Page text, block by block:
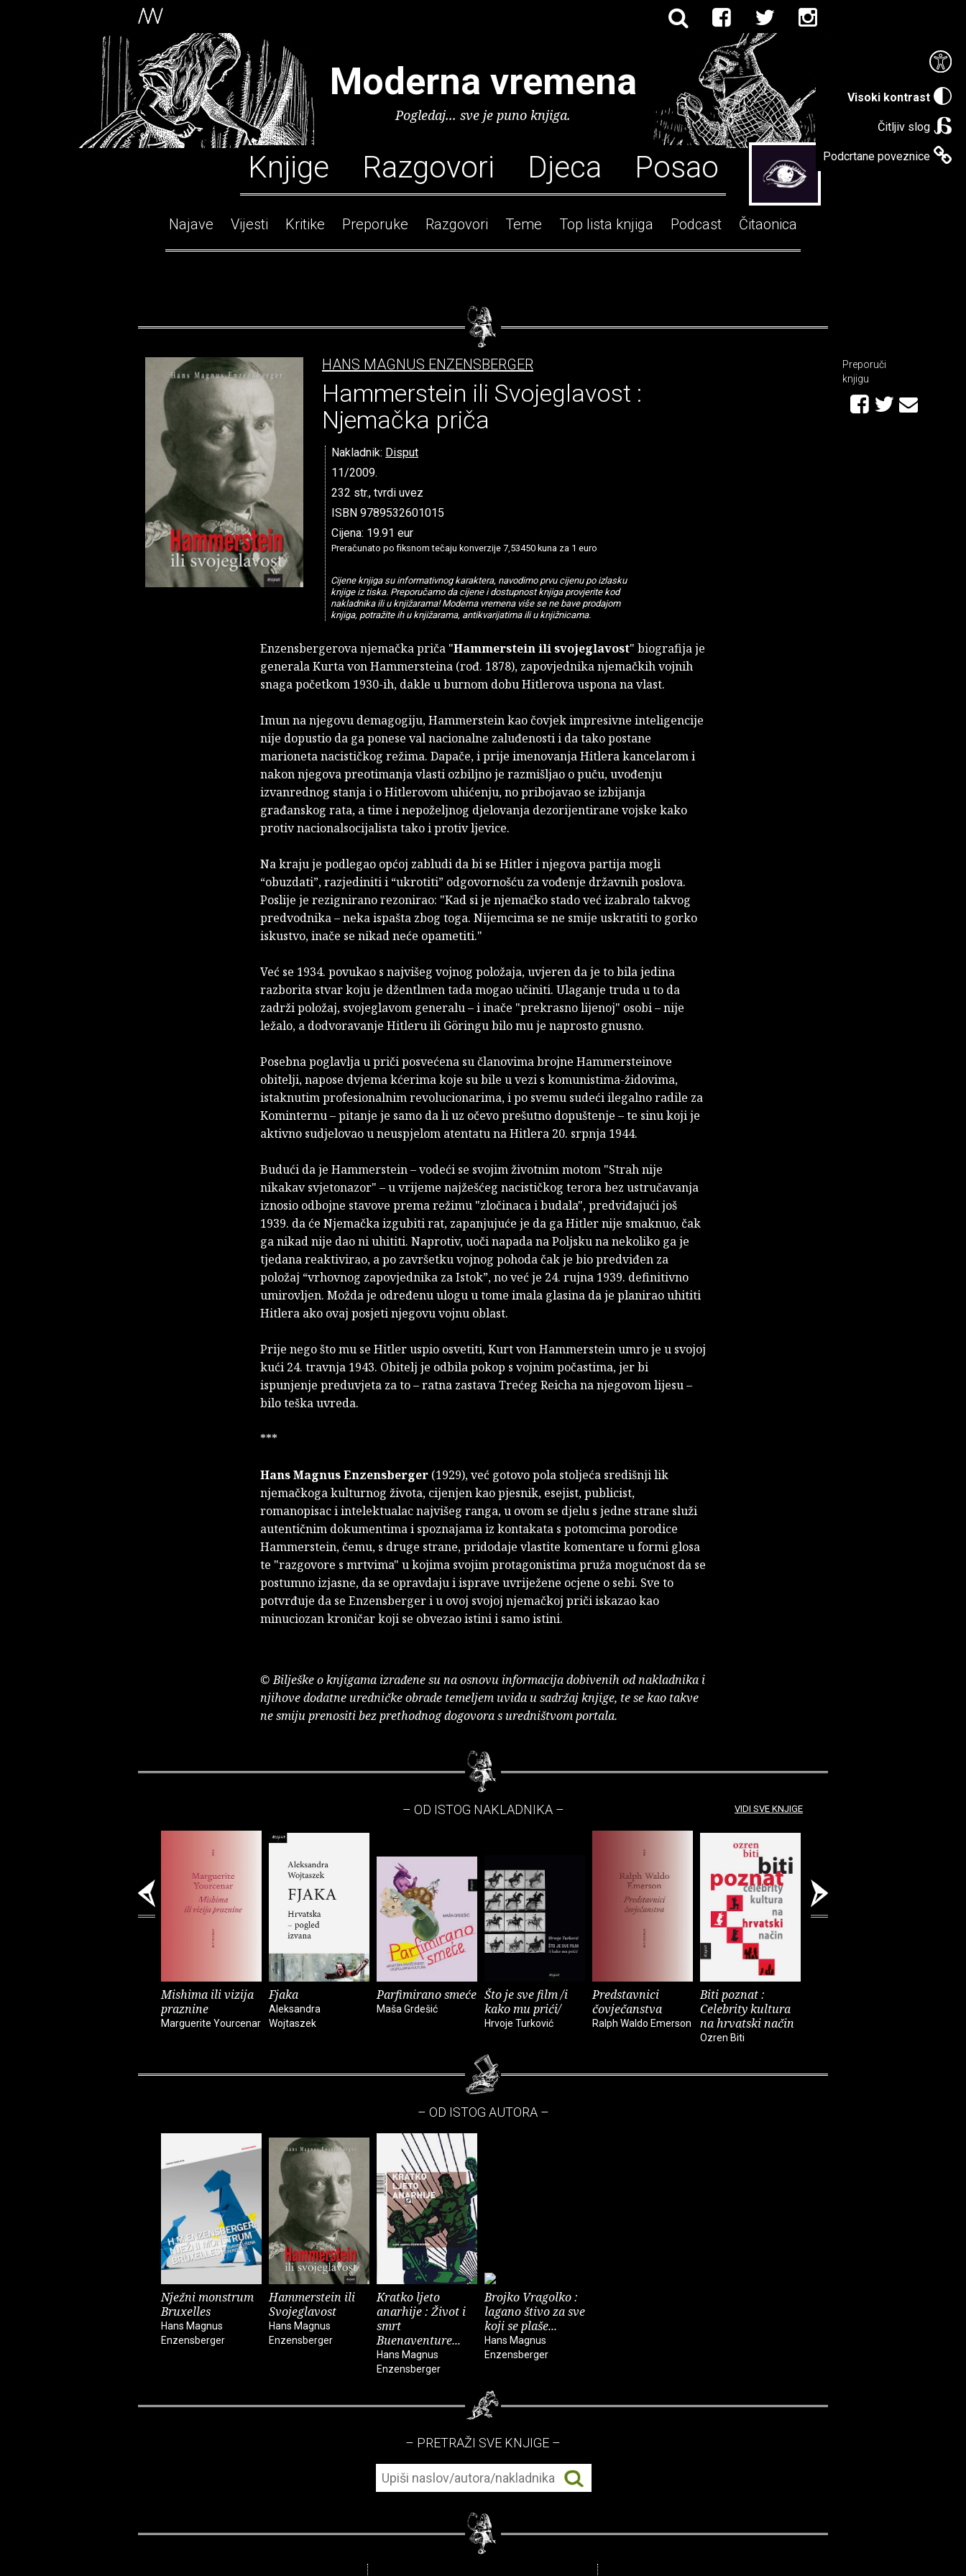
Visoki kontrast
Čitljiv slog
Podcrtane poveznice
Moderna vremena
Pogledaj... sve je puno knjiga.
Knjige Razgovori Djeca Posao
Najave Vijesti Kritike Preporuke Razgovori Teme Top lista knjiga Podcast Čitaonica
HANS MAGNUS ENZENSBERGER
Hammerstein ili Svojeglavost :
Njemačka priča
Nakladnik: Disput
11/2009.
232 str., tvrdi uvez
ISBN 9789532601015
Cijena: 19.91 eur
Preračunato po fiksnom tečaju konverzije 7,53450 kuna za 1 euro
Cijene knjiga su informativnog karaktera, navodimo prvu cijenu po izlasku
knjige iz tiska. Preporučamo da cijene i dostupnost knjiga provjerite kod
nakladnika ili u knjižarama! Moderna vremena više se ne bave prodajom
knjiga, potražite ih u knjižarama, antikvarijatima ili u knjižnicama.
Enzensbergerova njemačka priča "Hammerstein ili svojeglavost" biografija je
generala Kurta von Hammersteina (rođ. 1878), zapovjednika njemačkih vojnih
snaga početkom 1930-ih, dakle u burnom dobu Hitlerova uspona na vlast.
Imun na njegovu demagogiju, Hammerstein kao čovjek impresivne inteligencije
nije dopustio da ga ponese val nacionalne zaluđenosti i da tako postane
marioneta nacističkog režima. Dapače, i prije imenovanja Hitlera kancelarom i
nakon njegova preotimanja vlasti ozbiljno je razmišljao o puču, uvođenju
izvanrednog stanja i o Hitlerovom uhićenju, no pribojavao se izbijanja
građanskog rata, a time i nepoželjnog djelovanja dezorijentirane vojske kako
protiv nacionalsocijalista tako i protiv ljevice.
Na kraju je podlegao općoj zabludi da bi se Hitler i njegova partija mogli
“obuzdati”, razjediniti i “ukrotiti” odgovornošću za vođenje državnih poslova.
Poslije je rezignirano rezonirao: "Kad si je njemačko stado već izabralo takvog
predvodnika – neka ispašta zbog toga. Nijemcima se ne smije uskratiti to gorko
iskustvo, inače se nikad neće opametiti."
Već se 1934. povukao s najvišeg vojnog položaja, uvjeren da je to bila jedina
razborita stvar koju je džentlmen tada mogao učiniti. Ulaganje truda u to da
zadrži položaj, svojeglavom generalu – i inače "prekrasno lijenoj" osobi – nije
ležalo, a dodvoravanje Hitleru ili Göringu bilo mu je naprosto gnusno.
Posebna poglavlja u priči posvećena su članovima brojne Hammersteinove
obitelji, napose dvjema kćerima koje su bile u vezi s komunistima-židovima,
istaknutim profesionalnim revolucionarima, i po svemu sudeći ilegalno radile za
Kominternu – pitanje je samo da li uz očevo prešutno dopuštenje – te sinu koji je
aktivno sudjelovao u neuspjelom atentatu na Hitlera 20. srpnja 1944.
Budući da je Hammerstein – vodeći se svojim životnim motom "Strah nije
nikakav svjetonazor" – u vrijeme najžešćeg nacističkog terora bez ustručavanja
iznosio odbojne stavove prema režimu "zločinaca i budala", predviđajući još
1939. da će Njemačka izgubiti rat, zapanjujuće je da ga Hitler nije smaknuo, čak
ga nikad nije dao ni uhititi. Naprotiv, uoči napada na Poljsku na nekoliko ga je
tjedana reaktivirao, a po završetku vojnog pohoda čak je bio predviđen za
položaj “vrhovnog zapovjednika za Istok”, no već je 24. rujna 1939. definitivno
umirovljen. Možda je određenu ulogu u tome imala glasina da je planirao uhititi
Hitlera ako ovaj posjeti njegovu vojnu oblast.
Prije nego što mu se Hitler uspio osvetiti, Kurt von Hammerstein umro je u svojoj
kući 24. travnja 1943. Obitelj je odbila pokop s vojnim počastima, jer bi
ispunjenje preduvjeta za to – ratna zastava Trećeg Reicha na njegovom lijesu –
bilo teška uvreda.
***
Hans Magnus Enzensberger (1929), već gotovo pola stoljeća središnji lik
njemačkoga kulturnog života, cijenjen kao pjesnik, esejist, publicist,
romanopisac i intelektualac najvišeg ranga, u ovom se djelu s jedne strane služi
autentičnim dokumentima i spoznajama iz kontakata s potomcima porodice
Hammerstein, čemu, s druge strane, pridodaje vlastite komentare u formi glosa
te "razgovore s mrtvima" u kojima svojim protagonistima pruža mogućnost da se
postumno izjasne, da se opravdaju i isprave uvriježene ocjene o sebi. Sve to
potvrđuje da se Enzensberger i u ovoj svojoj njemačkoj priči iskazao kao
minuciozan kroničar koji se obvezao istini i samo istini.
© Bilješke o knjigama izrađene su na osnovu informacija dobivenih od nakladnika i
njihove dodatne uredničke obrade temeljem uvida u sadržaj knjige, te se kao takve
ne smiju prenositi bez prethodnog dogovora s uredništvom portala.
Preporuči
knjigu
– OD ISTOG NAKLADNIKA –
Mishima ili vizija
praznine
Marguerite Yourcenar
Fjaka
Aleksandra
Wojtaszek
Parfimirano smeće
Maša Grdešić
Što je sve film /i
kako mu prići/
Hrvoje Turković
Predstavnici
čovječanstva
Ralph Waldo Emerson
Biti poznat :
Celebrity kultura
na hrvatski način
Ozren Biti
VIDI SVE KNJIGE
– OD ISTOG AUTORA –
Nježni monstrum
Bruxelles
Hans Magnus
Enzensberger
Hammerstein ili
Svojeglavost
Hans Magnus
Enzensberger
Kratko ljeto
anarhije : Život i
smrt
Buenaventure...
Hans Magnus
Enzensberger
Brojko Vragolko :
lagano štivo za sve
koji se plaše...
Hans Magnus
Enzensberger
– PRETRAŽI SVE KNJIGE –